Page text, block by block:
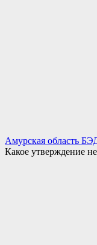
Амурская область
Какое утверждение